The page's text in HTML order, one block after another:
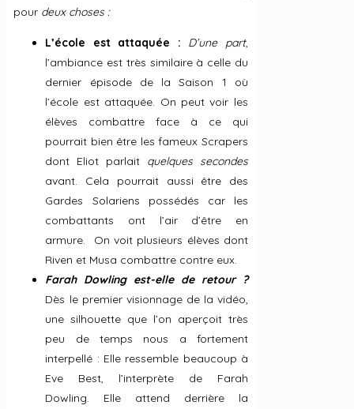
pour deux choses :
L’école est attaquée : D’une part,
l’ambiance est très similaire à celle du
dernier épisode de la Saison 1 où
l’école est attaquée. On peut voir les
élèves combattre face à ce qui
pourrait bien être les fameux Scrapers
dont Eliot parlait quelques secondes
avant. Cela pourrait aussi être des
Gardes Solariens possédés car les
combattants ont l’air d’être en
armure. On voit plusieurs élèves dont
Riven et Musa combattre contre eux.
Farah Dowling est-elle de retour ?
Dès le premier visionnage de la vidéo,
une silhouette que l’on aperçoit très
peu de temps nous a fortement
interpellé : Elle ressemble beaucoup à
Eve Best, l’interprète de Farah
Dowling. Elle attend derrière la